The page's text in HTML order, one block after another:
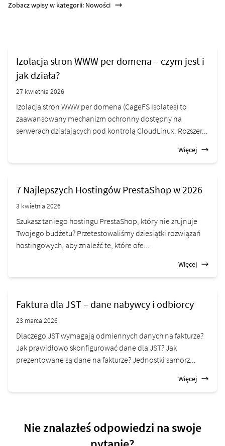
Zobacz wpisy w kategorii: Nowości
Izolacja stron WWW per domena – czym jest i
jak działa?
27 kwietnia 2026
Izolacja stron WWW per domena (CageFS Isolates) to
zaawansowany mechanizm ochronny dostępny na
serwerach działających pod kontrolą CloudLinux. Rozszer...
Więcej
7 Najlepszych Hostingów PrestaShop w 2026
3 kwietnia 2026
Szukasz taniego hostingu PrestaShop, który nie zrujnuje
Twojego budżetu? Przetestowaliśmy dziesiątki rozwiązań
hostingowych, aby znaleźć te, które ofe...
Więcej
Faktura dla JST – dane nabywcy i odbiorcy
23 marca 2026
Dlaczego JST wymagają odmiennych danych na fakturze?
Jak prawidłowo skonfigurować dane dla JST? Jak
prezentowane są dane na fakturze? Jednostki samorz...
Więcej
Nie znalazłeś odpowiedzi na swoje